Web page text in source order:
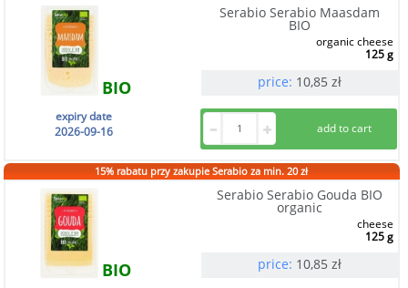
Serabio Serabio Maasdam
BIO
BIO
organic cheese
125 g
price: 10,85 zł
expiry date
2026-09-16
15% rabatu przy zakupie Serabio za min. 20 zł
Serabio Serabio Gouda BIO
organic
BIO
cheese
125 g
price: 10,85 zł